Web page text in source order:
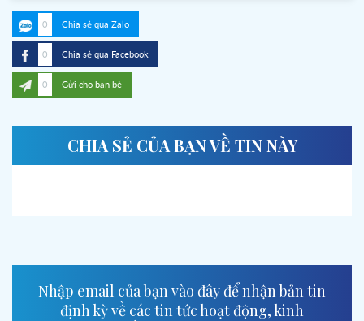
0 Chia sẻ qua Zalo
0 Chia sẻ qua Facebook
0 Gửi cho bạn bè
CHIA SẺ CỦA BẠN VỀ TIN NÀY
Nhập email của bạn vào đây để nhận bản tin
định kỳ về các tin tức hoạt động, kinh